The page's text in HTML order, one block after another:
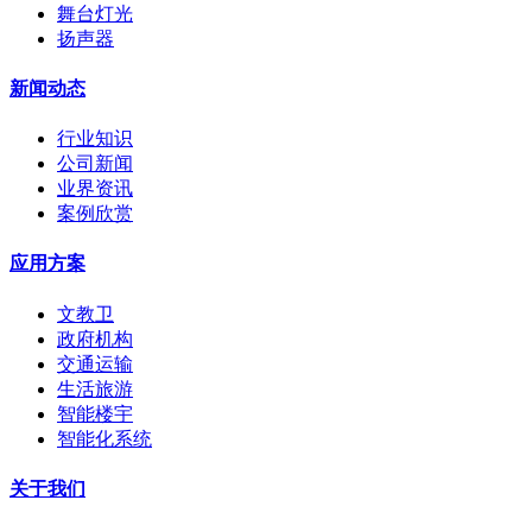
舞台灯光
扬声器
新闻动态
行业知识
公司新闻
业界资讯
案例欣赏
应用方案
文教卫
政府机构
交通运输
生活旅游
智能楼宇
智能化系统
关于我们